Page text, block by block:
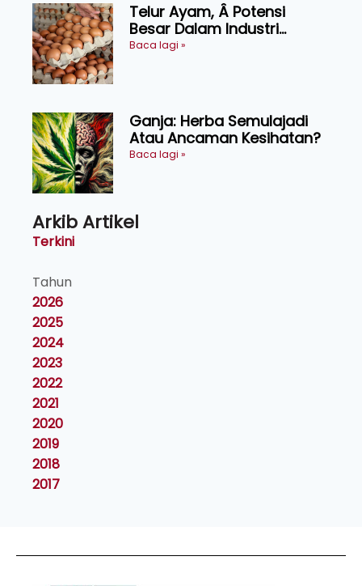
Telur Ayam, Â Potensi
Besar Dalam Industri
Makanan, Kosmetik dan
Baca lagi »
Ganja: Herba Semulajadi
Atau Ancaman Kesihatan?
Baca lagi »
Arkib Artikel
Terkini
Tahun
2026
2025
2024
2023
2022
2021
2020
2019
2018
2017